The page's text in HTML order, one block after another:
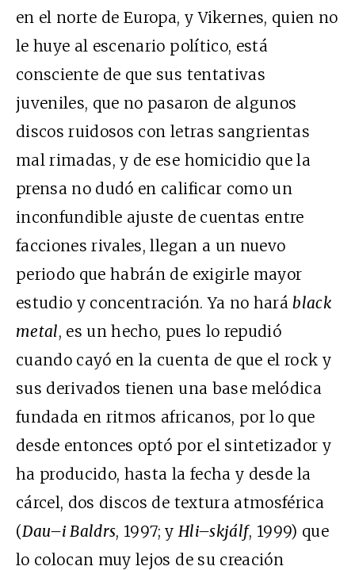
en el norte de Europa, y Vikernes, quien no
le huye al escenario político, está
consciente de que sus tentativas
juveniles, que no pasaron de algunos
discos ruidosos con letras sangrientas
mal rimadas, y de ese homicidio que la
prensa no dudó en calificar como un
inconfundible ajuste de cuentas entre
facciones rivales, llegan a un nuevo
periodo que habrán de exigirle mayor
estudio y concentración. Ya no haráblack
metal, es un hecho, pues lo repudió
cuando cayó en la cuenta de que el rock y
sus derivados tienen una base melódica
fundada en ritmos africanos, por lo que
desde entonces optó por el sintetizador y
ha producido, hasta la fecha y desde la
cárcel, dos discos de textura atmosférica
(Dau–i Baldrs, 1997; y Hli–skjálf, 1999) que
lo colocan muy lejos de su creación